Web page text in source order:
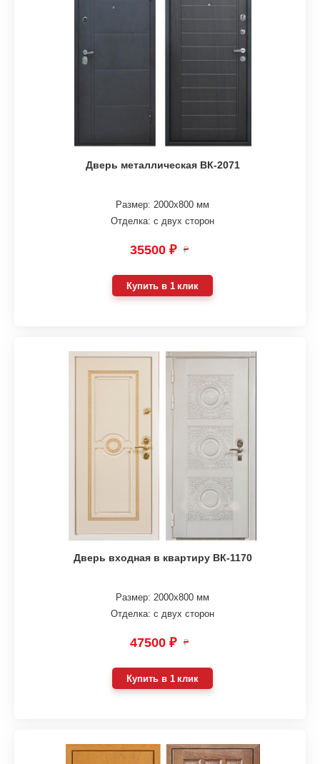
Дверь металлическая ВК-2071
Размер: 2000х800 мм
Отделка: с двух сторон
35500 ₽ ₽
Купить в 1 клик
Дверь входная в квартиру ВК-1170
Размер: 2000х800 мм
Отделка: с двух сторон
47500 ₽ ₽
Купить в 1 клик